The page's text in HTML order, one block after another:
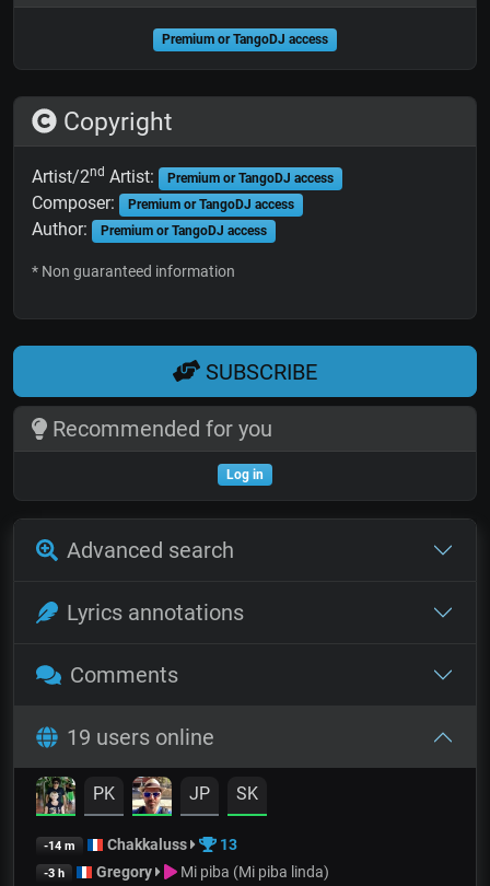
Premium or TangoDJ access
Copyright
Artist/2nd Artist: Premium or TangoDJ access
Composer: Premium or TangoDJ access
Author: Premium or TangoDJ access
* Non guaranteed information
SUBSCRIBE
Recommended for you
Log in
Advanced search
Lyrics annotations
Comments
19 users online
PK JP SK
-14 m Chakkaluss 13
-3 h Gregory Mi piba (Mi piba linda)